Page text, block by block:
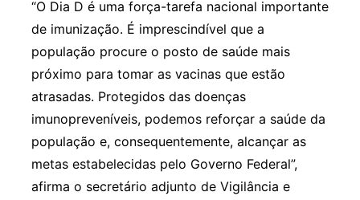
“O Dia D é uma força-tarefa nacional importante
de imunização. É imprescindível que a
população procure o posto de saúde mais
próximo para tomar as vacinas que estão
atrasadas. Protegidos das doenças
imunopreveníveis, podemos reforçar a saúde da
população e, consequentemente, alcançar as
metas estabelecidas pelo Governo Federal”,
afirma o secretário adjunto de Vigilância e